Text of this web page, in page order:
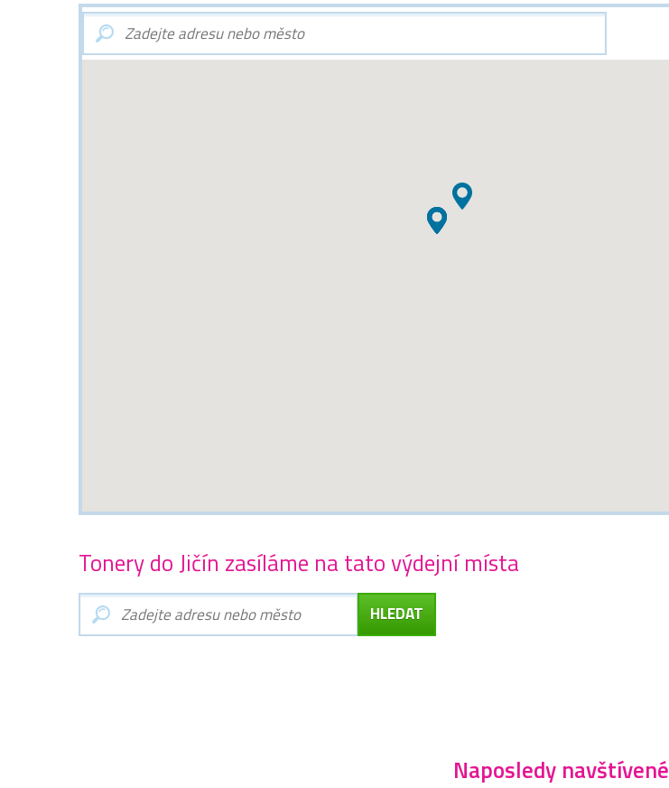
Tonery do Jičín zasíláme na tato výdejní místa
Naposledy navštívené